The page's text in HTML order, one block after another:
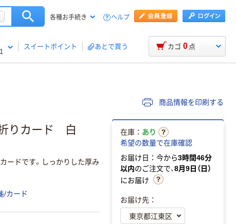
各種お手続き ヘルプ
スイートポイント あとで買う カゴ 0 点
商品情報を印刷する
りカード 白
ードです。しっかりした厚み
/カード
在庫： あり
希望の数量で在庫確認
お届け日：今から3時間46分
以内のご注文で、8月9日（日）
にお届け
お届け先：